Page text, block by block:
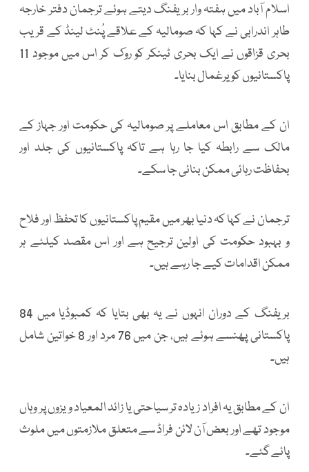
اسلام آباد میں ہفتہ وار بریفنگ دیتے ہوئے ترجمان دفتر خارجہ
طاہر اندرابی نے کہا کہ صومالیہ کے علاقے پُنٹ لینڈ کے قریب
بحری قزاقوں نے ایک بحری ٹینکر کو روک کر اس میں موجود 11
پاکستانیوں کو یرغمال بنایا۔
ان کے مطابق اس معاملے پر صومالیہ کی حکومت اور جہاز کے
مالک سے رابطہ کیا جا رہا ہے تاکہ پاکستانیوں کی جلد اور
بحفاظت رہائی ممکن بنائی جا سکے۔
ترجمان نے کہا کہ دنیا بھر میں مقیم پاکستانیوں کا تحفظ اور فلاح
و بہبود حکومت کی اولین ترجیح ہے اور اس مقصد کیلئے ہر
ممکن اقدامات کیے جا رہے ہیں۔
بریفنگ کے دوران انہوں نے یہ بھی بتایا کہ کمبوڈیا میں 84
پاکستانی پھنسے ہوئے ہیں، جن میں 76 مرد اور 8 خواتین شامل
ہیں۔
ان کے مطابق یہ افراد زیادہ تر سیاحتی یا زائد المعیاد ویزوں پر وہاں
موجود تھے اور بعض آن لائن فراڈ سے متعلق ملازمتوں میں ملوث
پائے گئے۔